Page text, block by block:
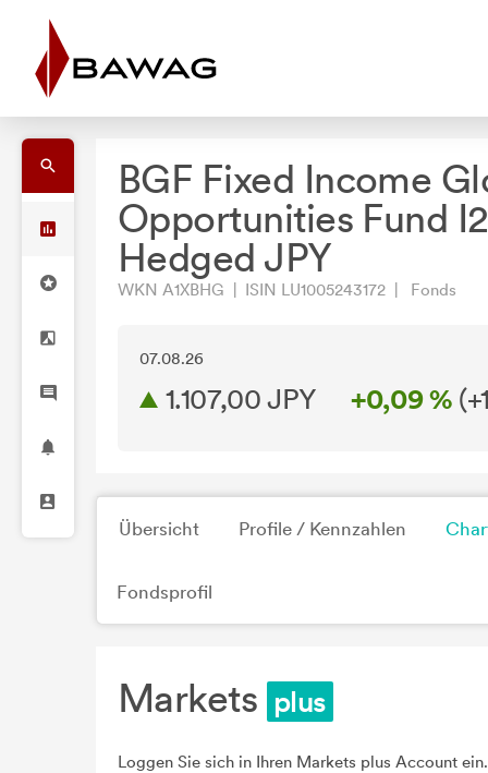
BGF Fixed Income
Opportunities Fund I2
Hedged JPY
WKN A1XBHG | ISIN LU1005243172 | Fonds
07.08.26
1.107,00 JPY +0,09 % (
Übersicht Profile / Kennzahlen
Fondsprofil
Markets
Loggen Sie sich in Ihren Markets plus Account ein.